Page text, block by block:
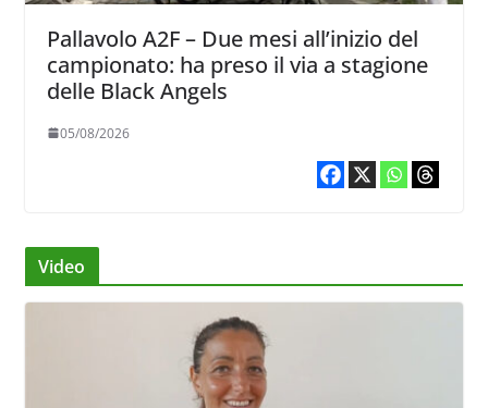
Pallavolo A2F – Due mesi all’inizio del
campionato: ha preso il via a stagione
delle Black Angels
05/08/2026
Video